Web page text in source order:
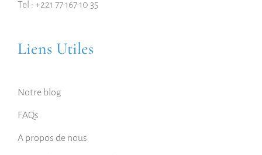
Tel : +221 77 167 10 35
Liens Utiles
Notre blog
FAQs
A propos de nous